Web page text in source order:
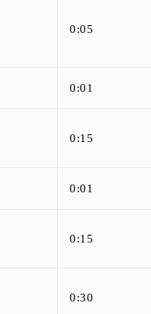
0:05
0:01
0:15
0:01
0:15
0:30